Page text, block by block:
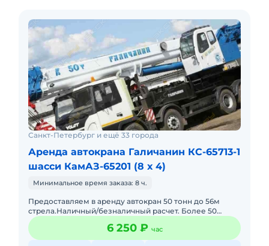
Санкт-Петербург и ещё 33 города
Аренда автокрана Галичанин КС-65713-1
шасси КамАЗ-65201 (8 х 4)
Минимальное время заказа: 8 ч.
Предоставляем в аренду автокран 50 тонн до 56м
стрела.Наличный/безналичный расчет. Более 50
единиц собственной импортной и отечественной
спецтехники.Качественна6 250 ₽ час